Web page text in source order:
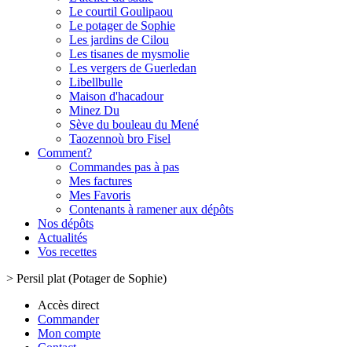
Le courtil Goulipaou
Le potager de Sophie
Les jardins de Cilou
Les tisanes de mysmolie
Les vergers de Guerledan
Libellbulle
Maison d'hacadour
Minez Du
Sève du bouleau du Mené
Taozennoù bro Fisel
Comment?
Commandes pas à pas
Mes factures
Mes Favoris
Contenants à ramener aux dépôts
Nos dépôts
Actualités
Vos recettes
> Persil plat (Potager de Sophie)
Accès direct
Commander
Mon compte